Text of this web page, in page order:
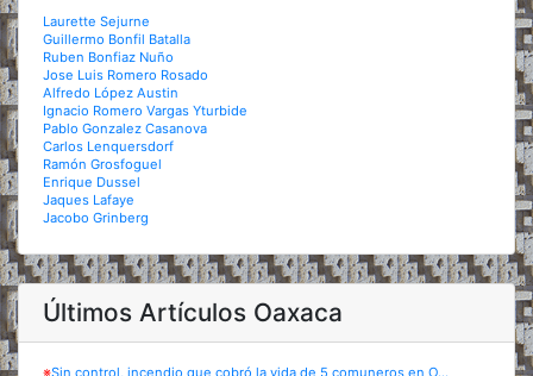
Laurette Sejurne
Guillermo Bonfil Batalla
Ruben Bonfiaz Nuño
Jose Luis Romero Rosado
Alfredo López Austin
Ignacio Romero Vargas Yturbide
Pablo Gonzalez Casanova
Carlos Lenquersdorf
Ramón Grosfoguel
Enrique Dussel
Jaques Lafaye
Jacobo Grinberg
Últimos Artículos Oaxaca
※Sin control, incendio que cobró la vida de 5 comuneros en O...